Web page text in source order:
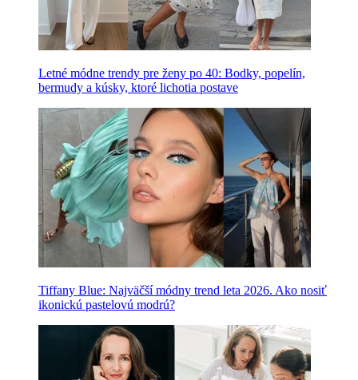
Letné módne trendy pre ženy po 40: Bodky, popelín,
bermudy a kúsky, ktoré lichotia postave
Tiffany Blue: Najväčší módny trend leta 2026. Ako nosiť
ikonickú pastelovú modrú?